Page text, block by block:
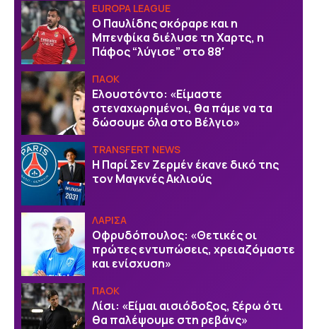
EUROPA LEAGUE
Ο Παυλίδης σκόραρε και η
Μπενφίκα διέλυσε τη Χαρτς, η
Πάφος “λύγισε” στο 88′
ΠΑΟΚ
Ελουστόντο: «Είμαστε
στεναχωρημένοι, θα πάμε να τα
δώσουμε όλα στο Βέλγιο»
TRANSFERT NEWS
Η Παρί Σεν Ζερμέν έκανε δικό της
τον Μαγκνές Ακλιούς
ΛΑΡΙΣΑ
Οφρυδόπουλος: «Θετικές οι
πρώτες εντυπώσεις, χρειαζόμαστε
και ενίσχυση»
ΠΑΟΚ
Λίσι: «Είμαι αισιόδοξος, ξέρω ότι
θα παλέψουμε στη ρεβάνς»